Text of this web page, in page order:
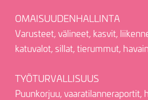
OMAISUUDENHALLINTA
Varusteet, välineet, kasvit,
katuvalot, sillat, tierummut,
TYÖTURVALLISUUS
Puunkorjuu, vaaratilanneraportit,